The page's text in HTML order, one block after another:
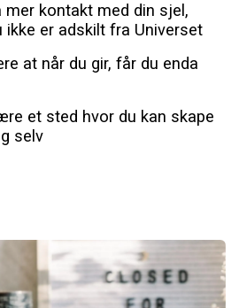
kontakt med din sjel,
er adskilt fra Universet
at når du gir, får du enda
et sted hvor du kan skape
selv